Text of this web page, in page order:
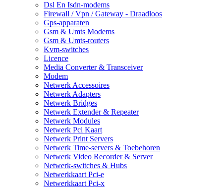
Dsl En Isdn-modems
Firewall / Vpn / Gateway - Draadloos
Gps-apparaten
Gsm & Umts Modems
Gsm & Umts-routers
Kvm-switches
Licence
Media Converter & Transceiver
Modem
Netwerk Accessoires
Netwerk Adapters
Netwerk Bridges
Netwerk Extender & Repeater
Netwerk Modules
Netwerk Pci Kaart
Netwerk Print Servers
Netwerk Time-servers & Toebehoren
Netwerk Video Recorder & Server
Netwerk-switches & Hubs
Netwerkkaart Pci-e
Netwerkkaart Pci-x